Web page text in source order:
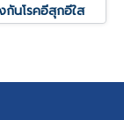
นโรคอีสุกอีใส